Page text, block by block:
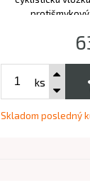
ks
Skladom posledný